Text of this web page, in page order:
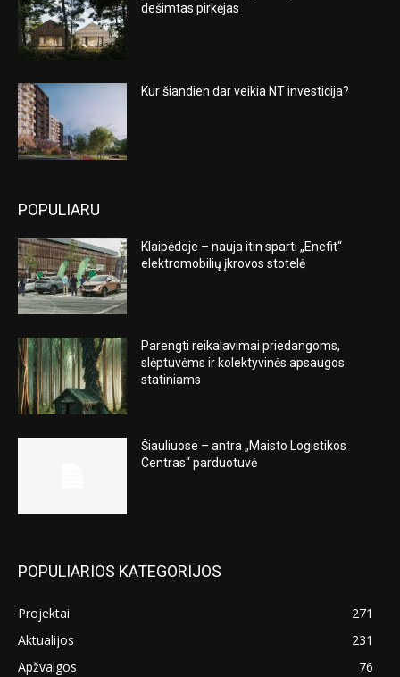
dešimtas pirkėjas
Kur šiandien dar veikia NT investicija?
POPULIARU
Klaipėdoje – nauja itin sparti „Enefit“
elektromobilių įkrovos stotelė
Parengti reikalavimai priedangoms,
slėptuvėms ir kolektyvinės apsaugos
statiniams
Šiauliuose – antra „Maisto Logistikos
Centras“ parduotuvė
POPULIARIOS KATEGORIJOS
Projektai
271
Aktualijos
231
Apžvalgos
76